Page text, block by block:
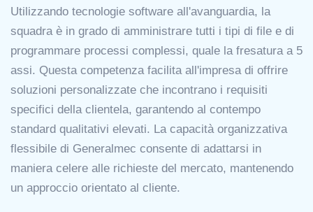
Utilizzando tecnologie software all'avanguardia, la
squadra è in grado di amministrare tutti i tipi di file e di
programmare processi complessi, quale la fresatura a 5
assi. Questa competenza facilita all'impresa di offrire
soluzioni personalizzate che incontrano i requisiti
specifici della clientela, garantendo al contempo
standard qualitativi elevati. La capacità organizzativa
flessibile di Generalmec consente di adattarsi in
maniera celere alle richieste del mercato, mantenendo
un approccio orientato al cliente.